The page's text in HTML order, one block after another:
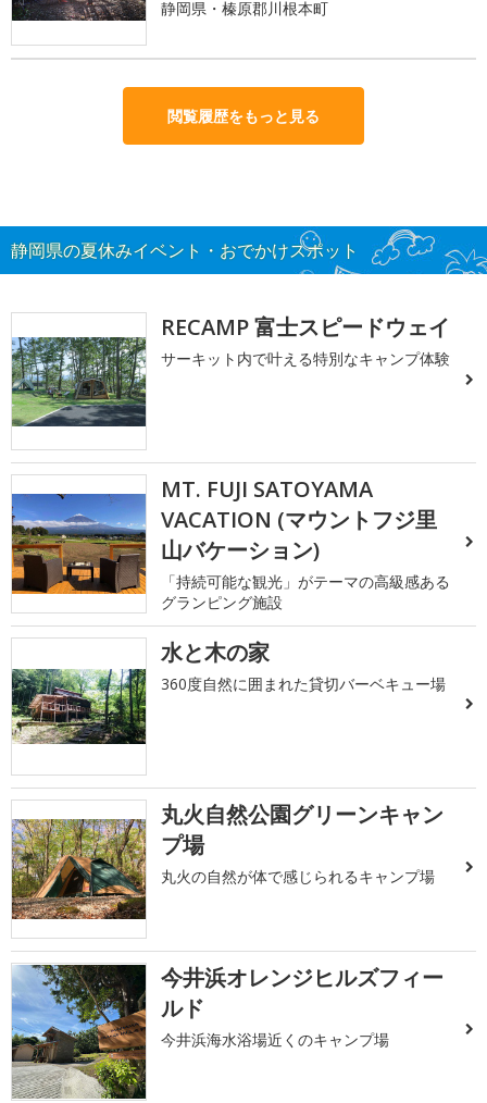
静岡県・榛原郡川根本町
閲覧履歴をもっと見る
静岡県の夏休みイベント・おでかけスポット
RECAMP 富士スピードウェイ
サーキット内で叶える特別なキャンプ体験
MT. FUJI SATOYAMA
VACATION (マウントフジ里
山バケーション)
「持続可能な観光」がテーマの高級感ある
グランピング施設
水と木の家
360度自然に囲まれた貸切バーベキュー場
丸火自然公園グリーンキャン
プ場
丸火の自然が体で感じられるキャンプ場
今井浜オレンジヒルズフィー
ルド
今井浜海水浴場近くのキャンプ場